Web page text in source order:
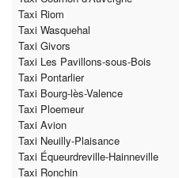
Taxi Riom
Taxi Wasquehal
Taxi Givors
Taxi Les Pavillons-sous-Bois
Taxi Pontarlier
Taxi Bourg-lès-Valence
Taxi Ploemeur
Taxi Avion
Taxi Neuilly-Plaisance
Taxi Équeurdreville-Hainneville
Taxi Ronchin